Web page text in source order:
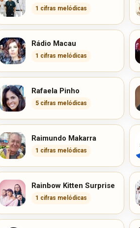
1 cifras melódicas
Rádio Macau
1 cifras melódicas
Rafaela Pinho
5 cifras melódicas
Raimundo Makarra
1 cifras melódicas
Rainbow Kitten Surprise
1 cifras melódicas